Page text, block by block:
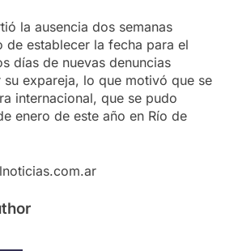
la ausencia dos semanas
de establecer la fecha para el
días de nuevas denuncias
su expareja, lo que motivó que se
internacional, que se pudo
enero de este año en Río de